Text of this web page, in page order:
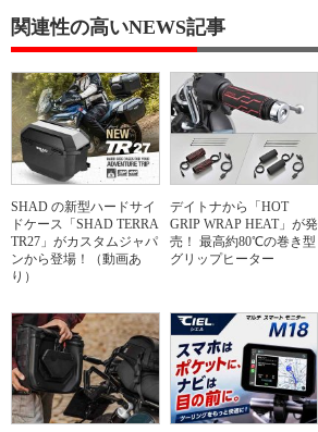
関連性の高いNEWS記事
SHAD の新型ハードサイ
ドケース「SHAD TERRA
TR27」がカスタムジャパ
ンから登場！（動画あ
り）
デイトナから「HOT
GRIP WRAP HEAT」が発
売！ 最高約80℃の巻き型
グリップヒーター